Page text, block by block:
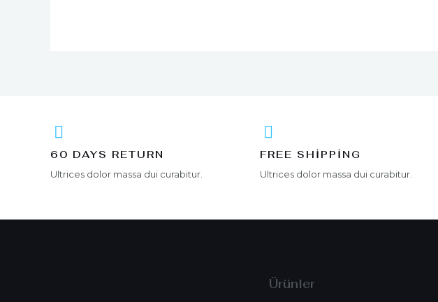
60 DAYS RETURN
Ultrices dolor massa dui curabitur.
FREE SHIPPING
Ultrices dolor massa dui curabitur.
Ürünler